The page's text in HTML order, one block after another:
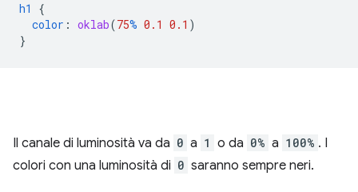
h1
{
color : oklab(75% 0.1 0.1 )
}
Il canale di luminosità va da 0 a 1 o da 0% a 100% . I
colori con una luminosità di 0 saranno sempre neri.